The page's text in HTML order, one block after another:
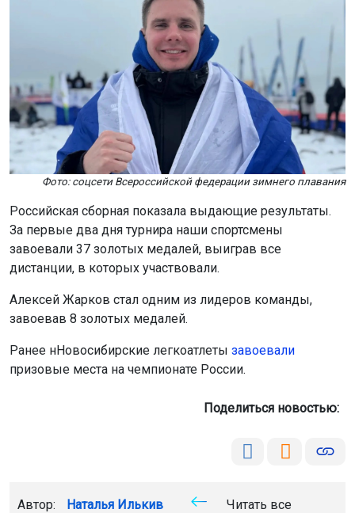
Фото: соцсети Всероссийской федерации зимнего плавания
Российская сборная показала выдающие результаты.
За первые два дня турнира наши спортсмены
завоевали 37 золотых медалей, выиграв все
дистанции, в которых участвовали.
Алексей Жарков стал одним из лидеров команды,
завоевав 8 золотых медалей.
Ранее нНовосибирские легкоатлеты завоевали
призовые места на чемпионате России.
Поделиться новостью:
Автор: Наталья Илькив
Читать все